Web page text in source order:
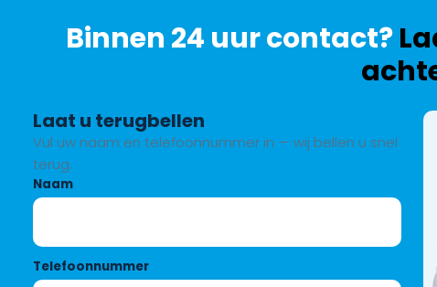
Binnen 24 uur contact?
Laat u terugbellen
Vul uw naam en telefoonnummer in — wij bellen u snel
terug.
Naam
Telefoonnummer